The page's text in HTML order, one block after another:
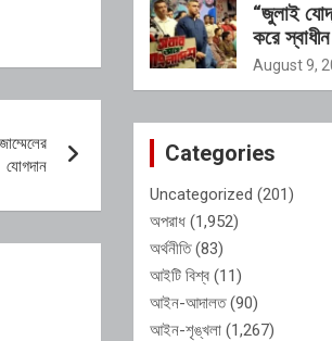
যোগদান
“জুলাই
করে
থাকার
August 9,
Categories
Uncategorized (201)
অপরাধ (1,952)
অর্থনীতি(83)
আইটি বিশ্ব (11)
আইন-আদালত(90)
আইন-শৃঙ্খলা (1,267)